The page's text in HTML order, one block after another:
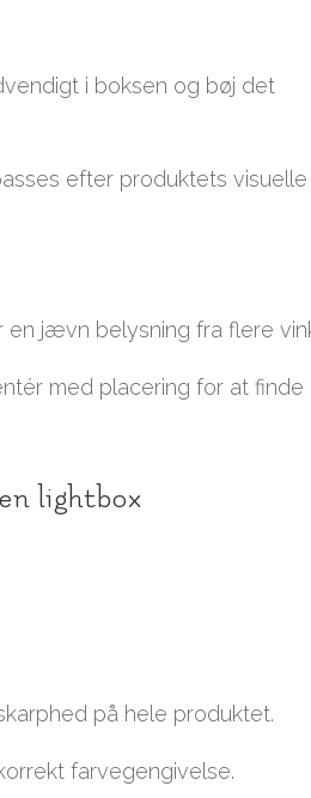
i boksen og bøj det
efter produktets visuelle
en jævn belysning fra flere
med placering for at finde
lightbox
på hele produktet.
farvegengivelse.